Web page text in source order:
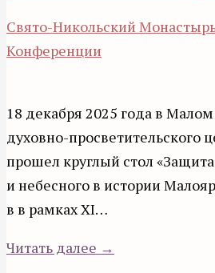
Свято-Никольский
Конференции
18 декабря 2025 года в
духовно-просветительского
прошел круглый стол
и небесного в истории
в в рамках XI…
Читать далее →